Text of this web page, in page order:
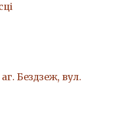
Бездзеж, вул.